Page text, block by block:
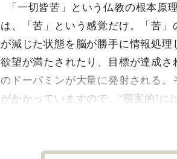
「一切皆苦」という仏教の根本原
は、「苦」という感覚だけ。「苦」
が減じた状態を脳が勝手に情報処理
欲望が満たされたり、目標が達成
のドーパミンが大量に発射される
がかかっていますので、“現実的”に